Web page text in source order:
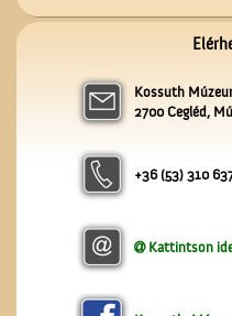
Névtábla
Kossuth
2700 Cegléd,
+36 (53) 310
Kattintson